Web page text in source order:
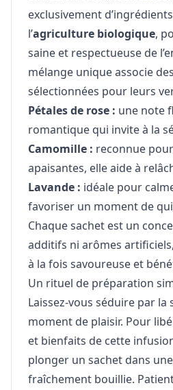
exclusivement
l’agriculture biologique,
saine et respectueuse de
mélange unique associe
sélectionnées pour leurs
Pétales de rose : une note
romantique qui invite à la
Camomille : reconnue
apaisantes, elle aide à
Lavande : idéale pour
favoriser un moment de
Chaque sachet est un
additifs ni arômes
à la fois savoureuse et
Un rituel de préparation
Laissez-vous séduire par la
moment de plaisir. Pour
et bienfaits de cette
plonger un sachet dans une
fraîchement bouillie.